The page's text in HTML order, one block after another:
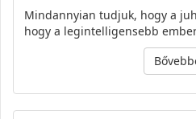
Mindannyian tudjuk, hogy a
hogy a legintelligensebb